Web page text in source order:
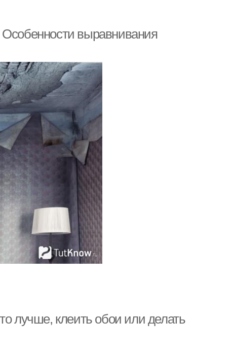
Особенности выравнивания
лучше, клеить обои или делать